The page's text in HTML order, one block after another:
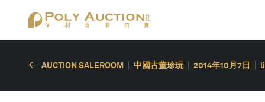
AUCTION SALEROOM 中國古董珍玩 2014年10月7日